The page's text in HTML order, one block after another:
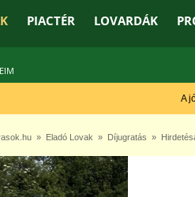
PIACTÉR LOVARDÁK
A jó
» Eladó Lovak » Díjugratás »